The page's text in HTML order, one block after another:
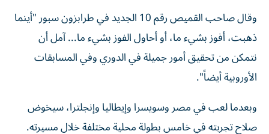
وقال صاحب القميص رقم 10 الجديد في طرابزون سبور "أينما
ذهبت، أفوز بشيء ما، أو أحاول الفوز بشيء ما... آمل أن
نتمكن من تحقيق أمور جميلة في الدوري وفي المسابقات
الأوروبية أيضاً".
وبعدما لعب في مصر وسويسرا وإيطاليا وإنجلترا، سيخوض
صلاح تجربته في خامس بطولة محلية مختلفة خلال مسيرته.